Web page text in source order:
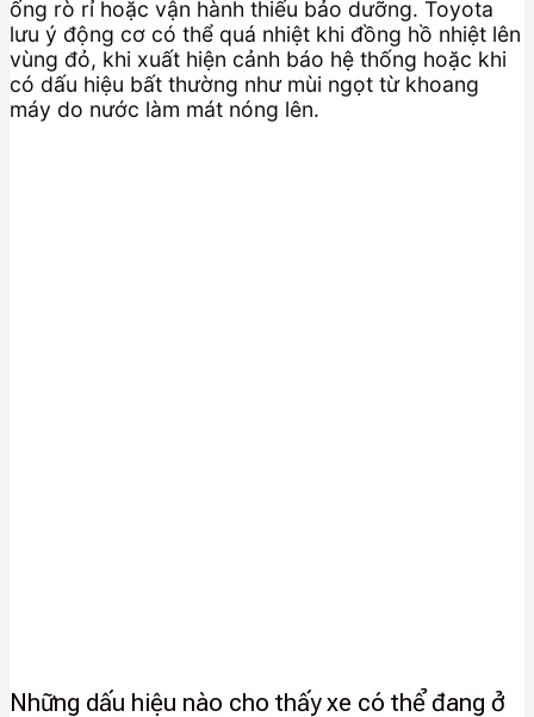
ống rò rỉ hoặc vận hành thiếu bảo dưỡng. Toyota
lưu ý động cơ có thể quá nhiệt khi đồng hồ nhiệt lên
vùng đỏ, khi xuất hiện cảnh báo hệ thống hoặc khi
có dấu hiệu bất thường như mùi ngọt từ khoang
máy do nước làm mát nóng lên.
Những dấu hiệu nào cho thấy xe có thể đang ở